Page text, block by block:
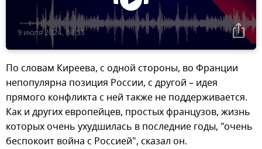
9 июля 2024, 08:53
По словам Киреева, с одной стороны, во Франции
непопулярна позиция России, с другой – идея
прямого конфликта с ней также не поддерживается.
Как и других европейцев, простых французов, жизнь
которых очень ухудшилась в последние годы, "очень
беспокоит война с Россией", сказал он.